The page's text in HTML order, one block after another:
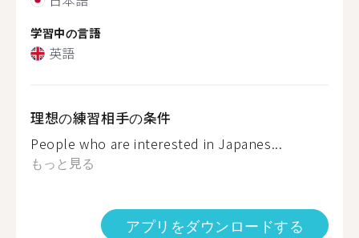
学習中の言語
英語
理想の練習相手の条件
People who are interested in Japanes...
もっと見る
アプリをダウンロードする